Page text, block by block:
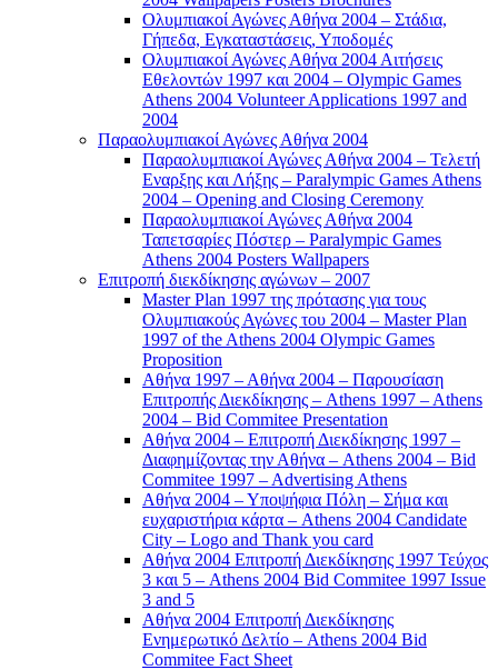
Ολυμπιακοί Αγώνες Αθήνα 2004 – Στάδια,
Γήπεδα, Εγκαταστάσεις, Υποδομές
Ολυμπιακοί Αγώνες Αθήνα 2004 Αιτήσεις
Εθελοντών 1997 και 2004 – Olympic Games
Athens 2004 Volunteer Applications 1997 and
2004
Παραολυμπιακοί Αγώνες Αθήνα 2004
Παραολυμπιακοί Αγώνες Αθήνα 2004 – Τελετή
Εναρξης και Λήξης – Paralympic Games Athens
2004 – Opening and Closing Ceremony
Παραολυμπιακοί Αγώνες Αθήνα 2004
Ταπετσαρίες Πόστερ – Paralympic Games
Athens 2004 Posters Wallpapers
Επιτροπή διεκδίκησης αγώνων – 2007
Master Plan 1997 της πρότασης για τους
Ολυμπιακούς Αγώνες του 2004 – Master Plan
1997 of the Athens 2004 Olympic Games
Proposition
Αθήνα 1997 – Αθήνα 2004 – Παρουσίαση
Επιτροπής Διεκδίκησης – Athens 1997 – Athens
2004 – Bid Commitee Presentation
Αθήνα 2004 – Επιτροπή Διεκδίκησης 1997 –
Διαφημίζοντας την Αθήνα – Athens 2004 – Bid
Commitee 1997 – Advertising Athens
Αθήνα 2004 – Υποψήφια Πόλη – Σήμα και
ευχαριστήρια κάρτα – Athens 2004 Candidate
City – Logo and Thank you card
Αθήνα 2004 Επιτροπή Διεκδίκησης 1997 Τεύχος
3 και 5 – Athens 2004 Bid Commitee 1997 Issue
3 and 5
Αθήνα 2004 Επιτροπή Διεκδίκησης
Ενημερωτικό Δελτίο – Athens 2004 Bid
Commitee Fact Sheet